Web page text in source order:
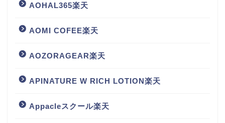
AOHAL365楽天
AOMI COFEE楽天
AOZORAGEAR楽天
APINATURE W RICH LOTION楽天
Appacleスクール楽天